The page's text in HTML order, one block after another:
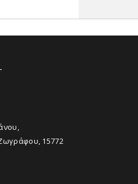
15772